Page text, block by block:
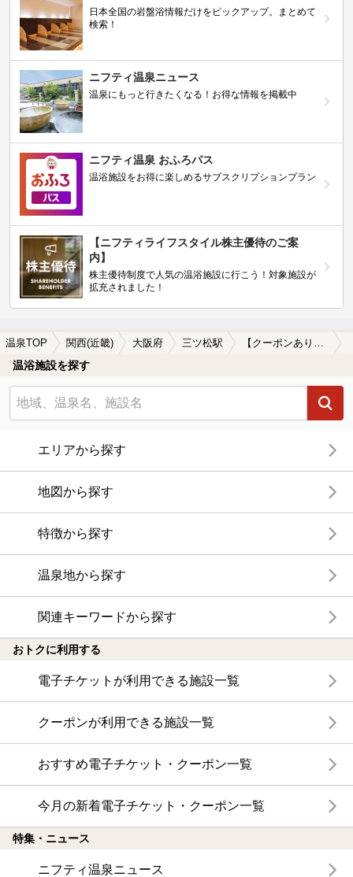
日本全国の岩盤浴情報だけをピックアップ。まとめて
検索！
ニフティ温泉ニュース
温泉にもっと行きたくなる！お得な情報を掲載中
ニフティ温泉 おふろパス
温浴施設をお得に楽しめるサブスクリプションプラン
【ニフティライフスタイル株主優待のご案
内】
株主優待制度で人気の温浴施設に行こう！対象施設が
拡充されました！
温泉TOP 関西(近畿) 大阪府 三ツ松駅
温浴施設を探す
エリアから探す
地図から探す
特徴から探す
温泉地から探す
関連キーワードから探す
おトクに利用する
電子チケットが利用できる施設一覧
クーポンが利用できる施設一覧
おすすめ電子チケット・クーポン一覧
今月の新着電子チケット・クーポン一覧
特集・ニュース
ニフティ温泉ニュース